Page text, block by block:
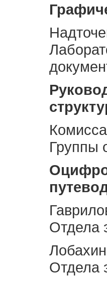
Группы
Отдела
Отдела